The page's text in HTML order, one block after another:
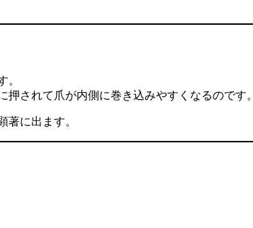
。
されて爪が内側に巻き込みやすくなるのです。
著に出ます。